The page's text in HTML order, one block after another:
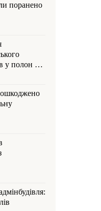
поранено
у полон на